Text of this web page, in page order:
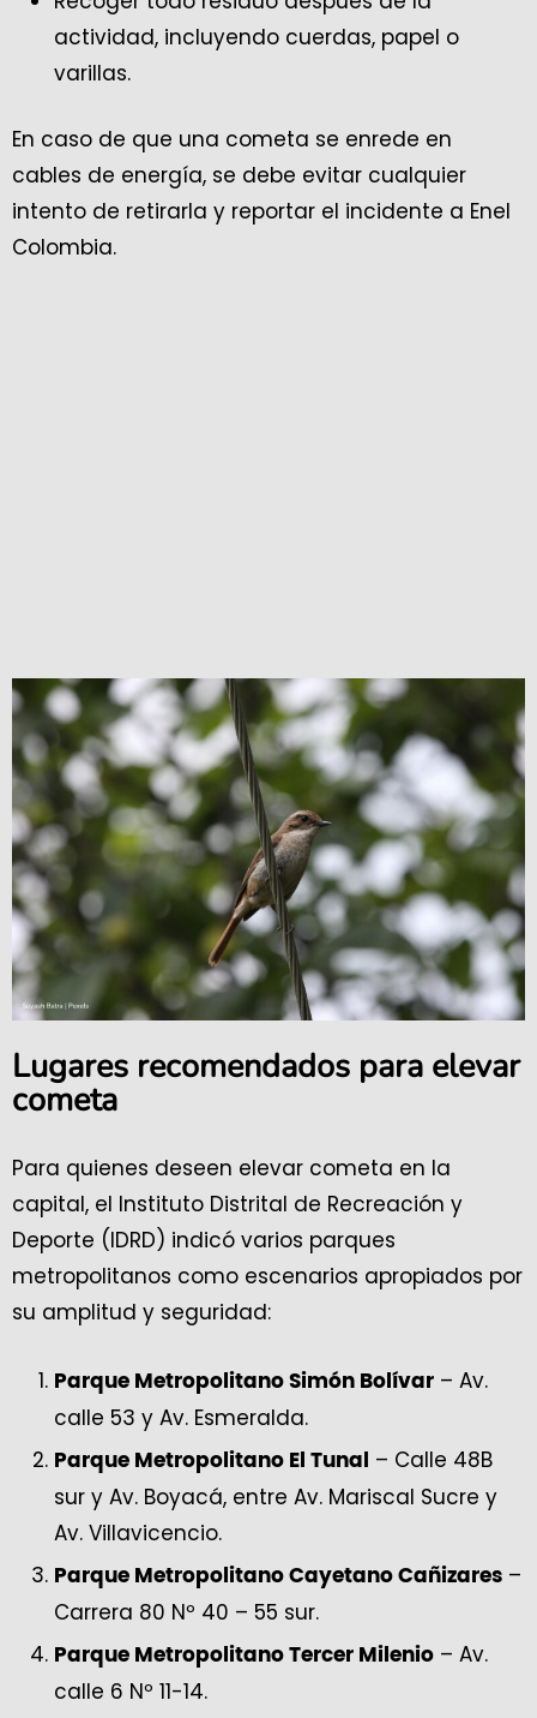
actividad, incluyendo cuerdas, papel o
varillas.
En caso de que una cometa se enrede en
cables de energía, se debe evitar cualquier
intento de retirarla y reportar el incidente a Enel
Colombia.
Lugares recomendados para elevar
cometa
Para quienes deseen elevar cometa en la
capital, el Instituto Distrital de Recreación y
Deporte (IDRD) indicó varios parques
metropolitanos como escenarios apropiados por
su amplitud y seguridad:
Parque Metropolitano Simón Bolívar – Av.
calle 53 y Av. Esmeralda.
Parque Metropolitano El Tunal
– Calle 48B
sur y Av. Boyacá, entre Av. Mariscal Sucre y
Av. Villavicencio.
Parque Metropolitano Cayetano Cañizares –
Carrera 80 Nº 40 – 55 sur.
Parque Metropolitano Tercer Milenio – Av.
calle 6 Nº 11-14.